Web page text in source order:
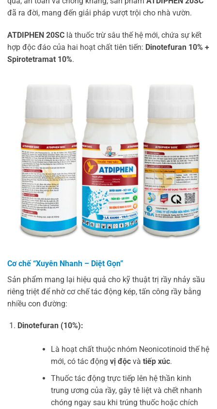
đã ra đời, mang đến giải pháp vượt trội cho nhà vườn.
ATDIPHEN 20SC là thuốc trừ sâu thế hệ mới, chứa sự kết
hợp độc đáo của hai hoạt chất tiên tiến: Dinotefuran 10% +
Spirotetramat 10%.
Cơ chế “Xuyên Nhanh – Diệt Gọn”
Sản phẩm mang lại hiệu quả cho kỹ thuật trị rầy nhảy sầu
riêng triệt để nhờ cơ chế tác động kép, tấn công rầy bằng
nhiều con đường:
Dinotefuran (10%):
Là hoạt chất thuộc nhóm Neonicotinoid thế hệ
mới, có tác động vị độcvà tiếp xúc.
Thuốc tác động trực tiếp lên hệ thần kinh
trung ương của rầy, gây tê liệt và chết nhanh
chóng ngay sau khi trúng thuốc hoặc chích